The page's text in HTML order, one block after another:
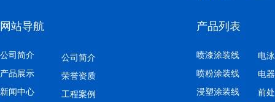
大旋风喷粉防爆系统
网站导航
公司简介
产品展示
新闻中心
公司简介
荣誉资质
工程案例
产品列表
喷漆涂装线
喷粉涂装线
浸塑涂装线
电
电
前